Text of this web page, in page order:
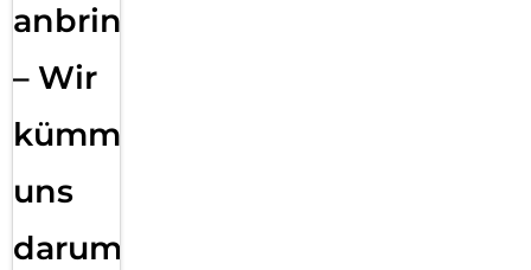
anbringen
– Wir
kümmern
uns
darum!